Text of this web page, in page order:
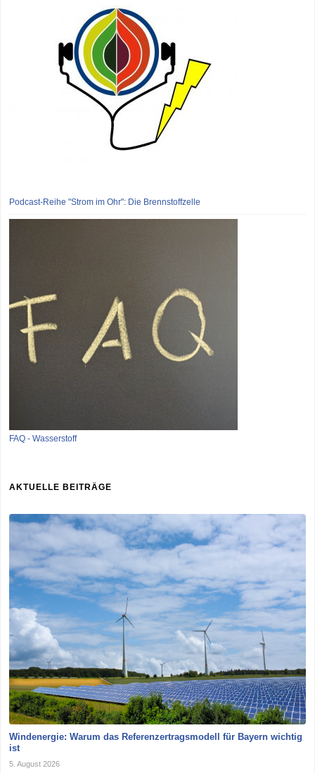
Podcast-Reihe "Strom im Ohr": Die Brennstoffzelle
FAQ - Wasserstoff
AKTUELLE BEITRÄGE
Windenergie: Warum das Referenzertragsmodell für Bayern wichtig
ist
5. August 2026